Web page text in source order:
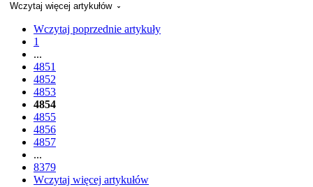
Wczytaj więcej artykułów
Wczytaj poprzednie artykuły
1
...
4851
4852
4853
4854
4855
4856
4857
...
8379
Wczytaj więcej artykułów